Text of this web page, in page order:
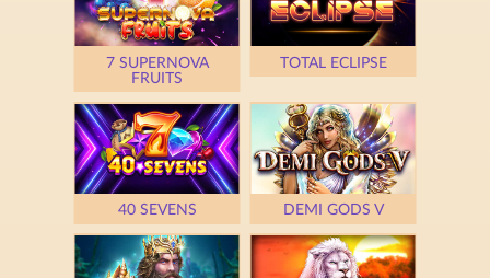
7 SUPERNOVA
FRUITS
TOTAL ECLIPSE
40 SEVENS DEMI GODS V